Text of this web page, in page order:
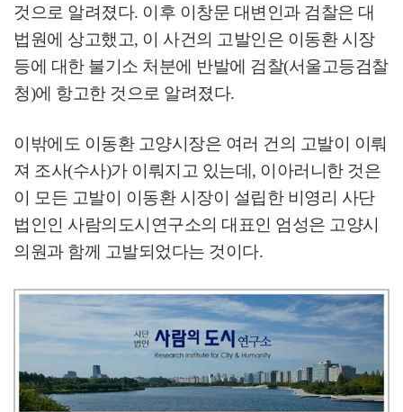
것으로 알려졌다. 이후 이창문 대변인과 검찰은 대
법원에 상고했고, 이 사건의 고발인은 이동환 시장
등에 대한 불기소 처분에 반발에 검찰(서울고등검찰
청)에 항고한 것으로 알려졌다.
이밖에도 이동환 고양시장은 여러 건의 고발이 이뤄
져 조사(수사)가 이뤄지고 있는데, 이아러니한 것은
이 모든 고발이 이동환 시장이 설립한 비영리 사단
법인인 사람의도시연구소의 대표인 엄성은 고양시
의원과 함께 고발되었다는 것이다.